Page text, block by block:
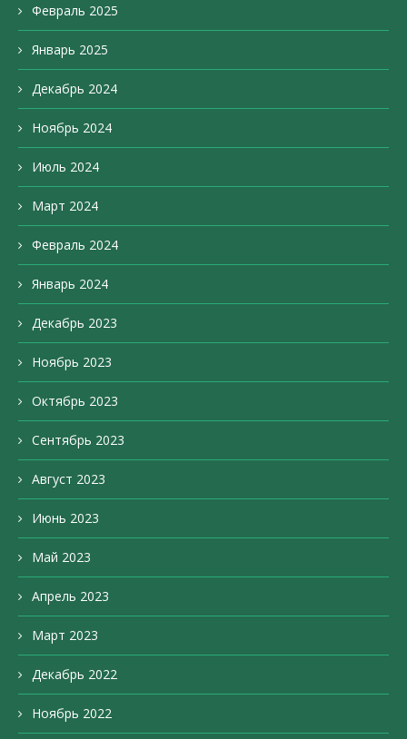
Февраль 2025
Январь 2025
Декабрь 2024
Ноябрь 2024
Июль 2024
Март 2024
Февраль 2024
Январь 2024
Декабрь 2023
Ноябрь 2023
Октябрь 2023
Сентябрь 2023
Август 2023
Июнь 2023
Май 2023
Апрель 2023
Март 2023
Декабрь 2022
Ноябрь 2022